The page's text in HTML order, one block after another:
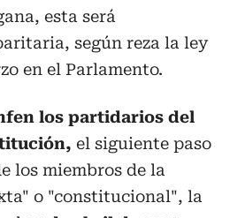
esta será
según reza la ley
en el Parlamento.
los partidarios del
el siguiente paso
los miembros de la
o "constitucional", la